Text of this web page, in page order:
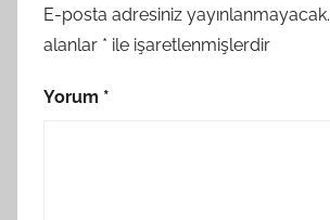
E-posta adresiniz yayınlanmayacak.
alanlar * ile işaretlenmişlerdir
Yorum *